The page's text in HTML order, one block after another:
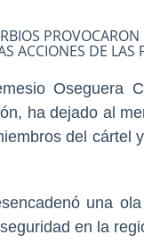
ACCIONES DE
Oseguera
ha dejado al
del cártel
una
en la